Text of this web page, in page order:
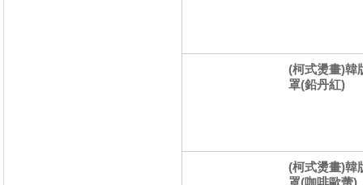
(柯式燙畫)韓
罩(鉛丹紅)
(柯式燙畫)韓
罩(咖啡歐蕾)